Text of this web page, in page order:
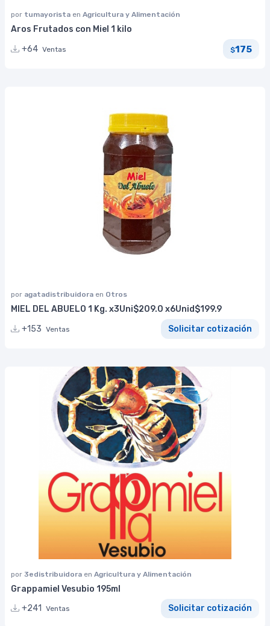
por tumayorista en Agricultura y Alimentación
Aros Frutados con Miel 1 kilo
+64 Ventas $175
por agatadistribuidora en Otros
MIEL DEL ABUELO 1 Kg. x3Uni$209.0 x6Unid$199.9
+153 Ventas Solicitar cotización
por 3edistribuidora en Agricultura y Alimentación
Grappamiel Vesubio 195ml
+241
Ventas Solicitar cotización